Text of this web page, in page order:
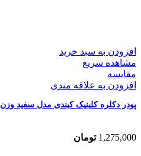
افزودن به سبد خرید
مشاهده سریع
مقایسه
افزودن به علاقه مندی
پودر دکلره کلینیک کیندی مدل سفید وزن 500 گرم
1,275,000 تومان